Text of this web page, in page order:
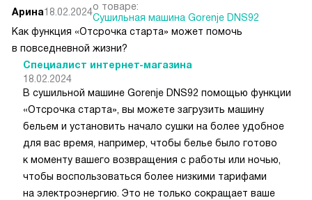
Арина18.02.2024о товаре:
Сушильная машина Gorenje DNS92
Как функция «Отсрочка старта» может помочь
в повседневной жизни?
Специалист интернет-магазина
18.02.2024
В сушильной машине Gorenje DNS92 помощью функции
«Отсрочка старта», вы можете загрузить машину
бельем и установить начало сушки на более удобное
для вас время, например, чтобы белье было готово
к моменту вашего возвращения с работы или ночью,
чтобы воспользоваться более низкими тарифами
на электроэнергию. Это не только сокращает ваше